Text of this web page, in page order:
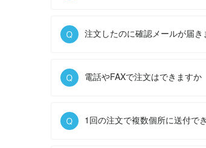
注文したのに確認メールが届き
電話やFAXで注文はできますか
1回の注文で複数個所に送付で